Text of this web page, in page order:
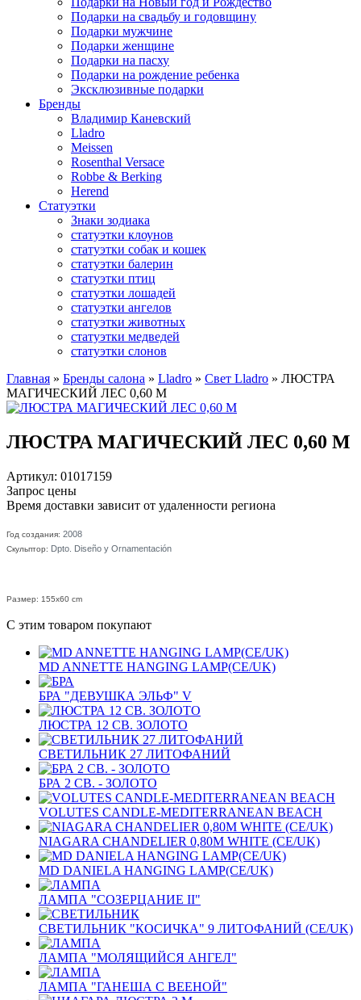
Подарки на свадьбу и годовщину
Подарки мужчине
Подарки женщине
Подарки на пасху
Подарки на рождение ребенка
Эксклюзивные подарки
Бренды
Владимир Каневский
Lladro
Meissen
Rosenthal Versace
Robbe & Berking
Herend
Статуэтки
Знаки зодиака
статуэтки клоунов
статуэтки собак и кошек
статуэтки балерин
статуэтки птиц
статуэтки лошадей
статуэтки ангелов
статуэтки животных
статуэтки медведей
статуэтки слонов
Главная » Бренды салона » Lladro » Свет Lladro » ЛЮСТРА
МАГИЧЕСКИЙ ЛЕС 0,60 М
ЛЮСТРА МАГИЧЕСКИЙ ЛЕС 0,60 М
Артикул: 01017159
Запрос цены
Время доставки зависит от удаленности региона
Год создания: 2008
Скульптор: Dpto. Diseño y Ornamentación
Размер: 155x60 cm
С этим товаром покупают
MD ANNETTE HANGING LAMP(CE/UK)
БРА "ДЕВУШКА ЭЛЬФ" V
ЛЮСТРА 12 СВ. ЗОЛОТО
СВЕТИЛЬНИК 27 ЛИТОФАНИЙ
БРА 2 СВ. - ЗОЛОТО
VOLUTES CANDLE-MEDITERRANEAN BEACH
NIAGARA CHANDELIER 0,80M WHITE (CE/UK)
MD DANIELA HANGING LAMP(CE/UK)
ЛАМПА "СОЗЕРЦАНИЕ II"
СВЕТИЛЬНИК "КОСИЧКА" 9 ЛИТОФАНИЙ (CE/UK)
ЛАМПА "МОЛЯЩИЙСЯ АНГЕЛ"
ЛАМПА "ГАНЕША С ВЕЕНОЙ"